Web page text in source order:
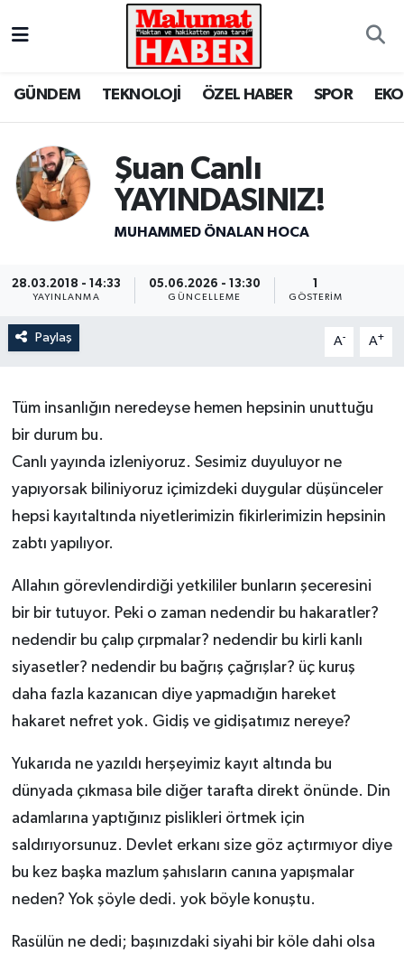
GÜNDEM TEKNOLOJİ ÖZEL HABER SPOR
Şuan Canlı
YAYINDASINIZ!
MUHAMMED ÖNALAN HOCA
28.03.2018 - 14:33
YAYINLANMA
05.06.2026 - 13:30
GÜNCELLEME GÖSTERIM
Paylaş A- A+
Tüm insanlığın neredeyse hemen hepsinin unuttuğu
bir durum bu.
Canlı yayında izleniyoruz. Sesimiz duyuluyor ne
yapıyorsak biliniyoruz içimizdeki duygular düşünceler
hepsi kayıtaltında niyetlerimizin fikirlerimizin hepsinin
zabtı yapılıyor.
Allahın görevlendirdiği yetkililer bunların şeceresini
bir bir tutuyor. Peki o zaman nedendir bu hakaratler?
nedendir bu çalıp çırpmalar? nedendir bu kirli kanlı
siyasetler? nedendir bu bağrış çağrışlar? üç kuruş
daha fazla kazanıcan diye yapmadığın hareket
hakaret nefret yok. Gidiş ve gidişatımız nereye?
Yukarıda ne yazıldı herşeyimiz kayıt altında bu
dünyada çıkmasa bile diğer tarafta direkt önünde. Din
adamlarına yaptığınız pislikleri örtmek için
saldırıyorsunuz. Devlet erkanı size göz açtırmıyor diye
bu kez başka mazlum şahısların canına yapışmalar
neden? Yok şöyle dedi. yok böyle konuştu.
Rasülün ne dedi; başınızdaki siyahi bir köle dahi olsa
Nöbetçi Eczaneler
Trafik Durumu
Süper Lig Puan Durumu ve Fikstür
Son Dakika Haberleri
Haber Arşivi